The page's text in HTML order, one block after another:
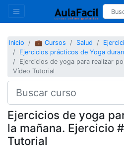
Inicio 💼 Cursos Salud
Ejercicios prácticos de Yoga
Ejercicios de yoga para realizar
Vídeo Tutorial
Ejercicios de yoga
la mañana. Ejercicio
Tutorial